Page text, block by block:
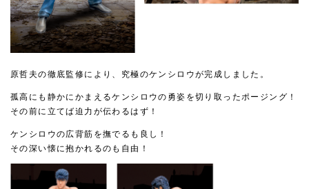
原哲夫の徹底監修により、究極のケンシロウが完成しました。
孤高にも静かにかまえるケンシロウの勇姿を切り取ったポージング！
その前に立てば迫力が伝わるはず！
ケンシロウの広背筋を撫でるも良し！
その深い懐に抱かれるのも自由！